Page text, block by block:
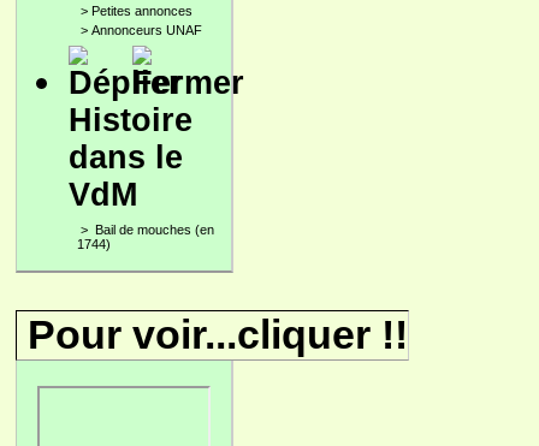
> Petites annonces
> Annonceurs UNAF
Histoire
dans le
VdM
> Bail de mouches (en
1744)
Pour voir...cliquer !!